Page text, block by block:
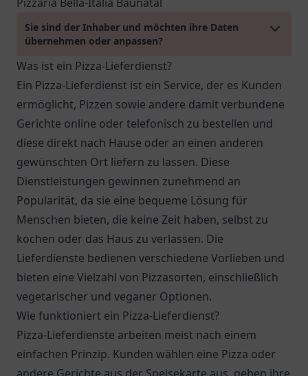
Sie sind der Inhaber und möchten ihre Daten
übernehmen oder anpassen?
Was ist ein Pizza-Lieferdienst?
Ein Pizza-Lieferdienst ist ein Service, der es Kunden
ermöglicht, Pizzen sowie andere damit verbundene
Gerichte online oder telefonisch zu bestellen und
diese direkt nach Hause oder an einen anderen
gewünschten Ort liefern zu lassen. Diese
Dienstleistungen gewinnen zunehmend an
Popularität, da sie eine bequeme Lösung für
Menschen bieten, die keine Zeit haben, selbst zu
kochen oder das Haus zu verlassen. Die
Lieferdienste bedienen verschiedene Vorlieben und
bieten eine Vielzahl von Pizzasorten, einschließlich
vegetarischer und veganer Optionen.
Wie funktioniert ein Pizza-Lieferdienst?
Pizza-Lieferdienste arbeiten meist nach einem
einfachen Prinzip. Kunden wählen eine Pizza oder